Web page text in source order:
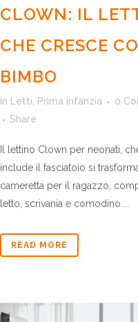
CLOWN: IL
CHE CRESCE
BIMBO
in Letti, Prima infanzia
0
Share
Il lettino Clown per neonati,
include il fasciatoio si
cameretta per il ragazzo,
letto, scrivania e comodino....
READ MORE